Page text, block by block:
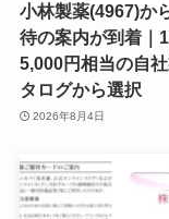
小林製薬(4967)か
待の案内が到着｜
5,000円相当の自
タログから選択
2026年8月4日